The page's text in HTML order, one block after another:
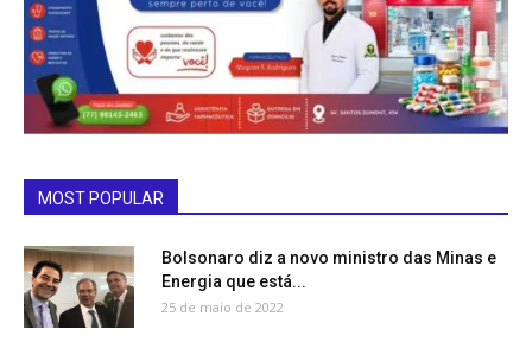
MOST POPULAR
Bolsonaro diz a novo ministro das Minas e
Energia que está...
25 de maio de 2022